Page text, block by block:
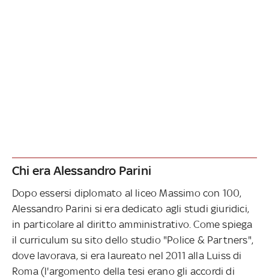
Chi era Alessandro Parini
Dopo essersi diplomato al liceo Massimo con 100,
Alessandro Parini si era dedicato agli studi giuridici,
in particolare al diritto amministrativo. Come spiega
il curriculum su sito dello studio "Police & Partners",
dove lavorava, si era laureato nel 2011 alla Luiss di
Roma (l'argomento della tesi erano gli accordi di